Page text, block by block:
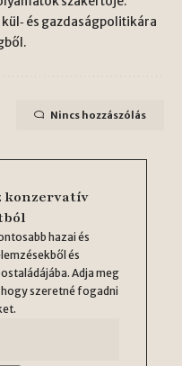
és gazdaságpolitikára
Nincs hozzászólás
konzervatív
hazai és
és
Adja meg
szeretné fogadni